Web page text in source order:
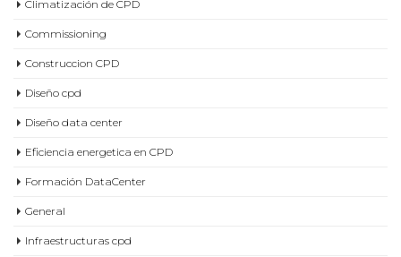
Commissioning
Construccion CPD
Diseño cpd
Diseño data center
Eficiencia energetica en CPD
Formación DataCenter
General
Infraestructuras cpd